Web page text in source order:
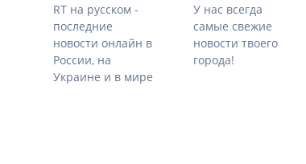
RT на русском -
последние
новости онлайн в
России, на
Украине и в мире
У нас всегда
самые свежие
новости твоего
города!